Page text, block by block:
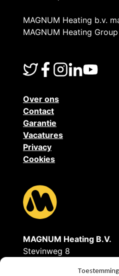
e
i
d
i
n
g
v
a
MAGNUM Heating b.v.
MAGNUM Heating Group
Over ons
Contact
Garantie
Vacatures
Privacy
Cookies
MAGNUM Heating B.V.
Stevinweg 8